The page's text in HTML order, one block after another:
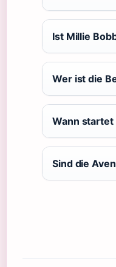
Ist Millie
Wer ist die
Wann startet
Sind die